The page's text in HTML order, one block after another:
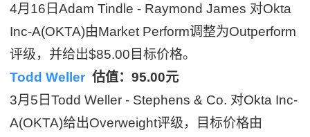
4月16日Adam Tindle - Raymond James 对Okta
Inc-A(OKTA)由Market Perform调整为Outperform
评级，并给出$85.00目标价格。
Todd Weller 估值：95.00元
3月5日Todd Weller - Stephens & Co. 对Okta Inc-
A(OKTA)给出Overweight评级，目标价格由